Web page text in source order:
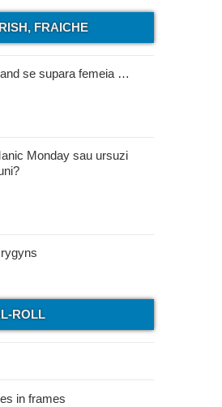
FRAICHE
se supara femeia …
Monday sau ursuzi
ROLL
in frames